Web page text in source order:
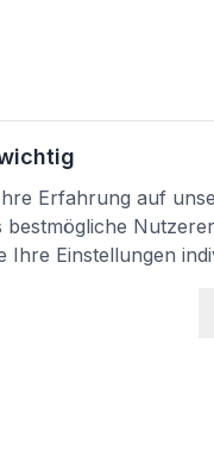
Erfahrung auf
Einstellungen